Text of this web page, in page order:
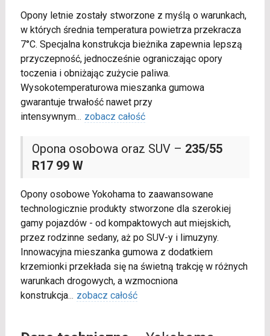
Opony letnie zostały stworzone z myślą o warunkach,
w których średnia temperatura powietrza przekracza
7°C. Specjalna konstrukcja bieżnika zapewnia lepszą
przyczepność, jednocześnie ograniczając opory
toczenia i obniżając zużycie paliwa.
Wysokotemperaturowa mieszanka gumowa
gwarantuje trwałość nawet przy
intensywnym... zobacz całość
Opona osobowa oraz SUV – 235/55
R17 99 W
Opony osobowe Yokohama to zaawansowane
technologicznie produkty stworzone dla szerokiej
gamy pojazdów - od kompaktowych aut miejskich,
przez rodzinne sedany, aż po SUV-y i limuzyny.
Innowacyjna mieszanka gumowa z dodatkiem
krzemionki przekłada się na świetną trakcję w różnych
warunkach drogowych, a wzmocniona
konstrukcja... zobacz całość